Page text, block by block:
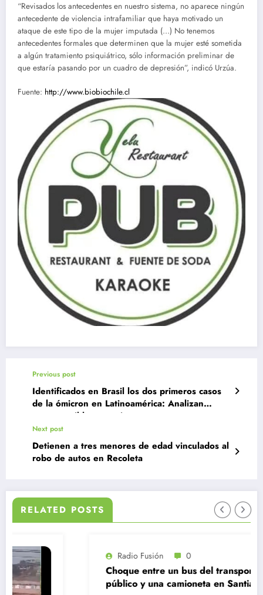
“Revisados los antecedentes en nuestro sistema, no aparece ningún
antecedente de violencia intrafamiliar que haya motivado un
ataque de este tipo de la mujer imputada (…) No tenemos
antecedentes formales que determinen que la mujer esté sometida
a algún tratamiento psiquiátrico, sólo información preliminar de
que estaría pasando por un cuadro de depresión”, indicó Urzúa.
Fuente: http://www.biobiochile.cl
Previous post
Identificados en Brasil los dos primeros casos
de la ómicron en Latinoamérica: Analizan
tercer posible contagio
Next post
Detienen a tres menores de edad vinculados al
robo de autos en Recoleta
RELATED POSTS
0
Choque entre un bus del transporte
público y una camioneta en Santiago